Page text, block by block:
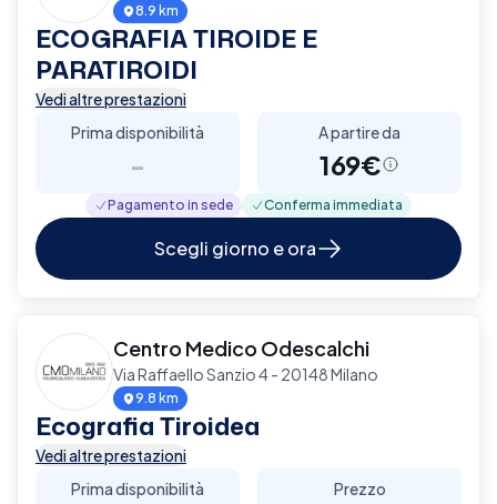
8.9 km
ECOGRAFIA TIROIDE E
PARATIROIDI
Vedi altre prestazioni
Prima disponibilità
-
A partire da
169€
Pagamento in sede Conferma immediata
Scegli giorno e ora
Centro Medico Odescalchi
Via Raffaello Sanzio 4 - 20148 Milano
9.8 km
Ecografia Tiroidea
Vedi altre prestazioni
Prima disponibilità
Prezzo